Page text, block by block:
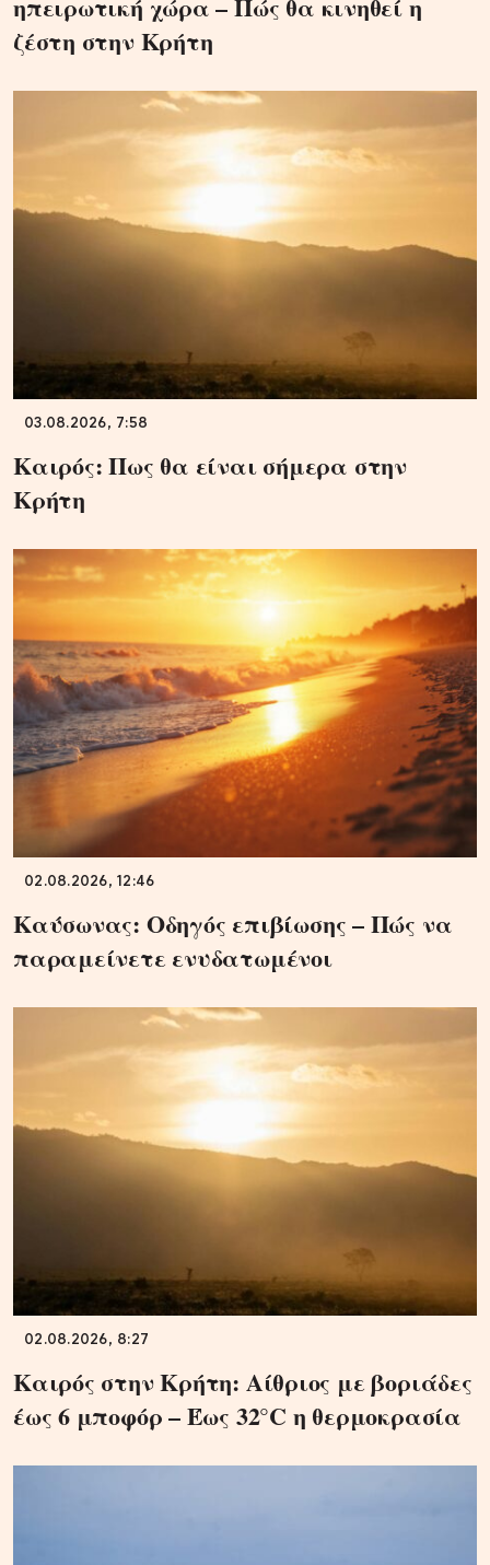
ζέστη στην Κρήτη
03.08.2026, 7:58
Καιρός: Πως θα είναι σήμερα στην
Κρήτη
02.08.2026, 12:46
Καύσωνας: Οδηγός επιβίωσης – Πώς να
παραμείνετε ενυδατωμένοι
02.08.2026, 8:27
Καιρός στην Κρήτη: Αίθριος με βοριάδες
έως 6 μποφόρ – Έως 32°C η θερμοκρασία